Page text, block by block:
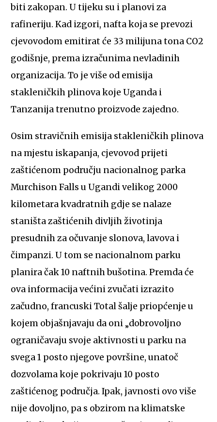
biti zakopan. U tijeku su i planovi za
rafineriju. Kad izgori, nafta koja se prevozi
cjevovodom emitirat će 33 milijuna tona CO2
godišnje, prema izračunima nevladinih
organizacija. To je više od emisija
stakleničkih plinova koje Uganda i
Tanzanija trenutno proizvode zajedno.
Osim stravičnih emisija stakleničkih plinova
na mjestu iskapanja, cjevovod prijeti
zaštićenom području nacionalnog parka
Murchison Falls u Ugandi velikog 2000
kilometara kvadratnih gdje se nalaze
staništa zaštićenih divljih životinja
presudnih za očuvanje slonova, lavova i
čimpanzi. U tom se nacionalnom parku
planira čak 10 naftnih bušotina. Premda će
ova informacija većini zvučati izrazito
začudno, francuski Total šalje priopćenje u
kojem objašnjavaju da oni „dobrovoljno
ograničavaju svoje aktivnosti u parku na
svega 1 posto njegove površine, unatoč
dozvolama koje pokrivaju 10 posto
zaštićenog područja. Ipak, javnosti ovo više
nije dovoljno, pa s obzirom na klimatske